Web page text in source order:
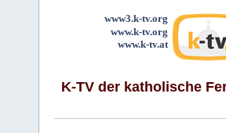
www3.k-tv.org
www.k-tv.org
www.k-tv.at
K-TV der katholische